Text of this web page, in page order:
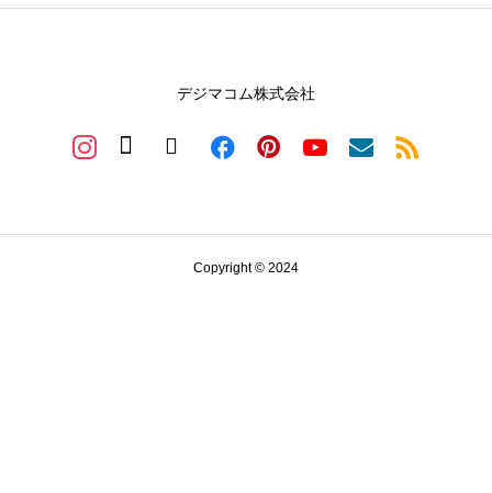
デジマコム株式会社
Copyright © 2024